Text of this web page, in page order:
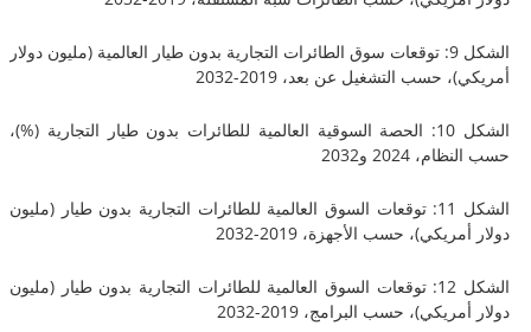
الشكل 9: توقعات سوق الطائرات التجارية بدون طيار العالمية (مليون دولار
حسب التشغيل عن بعد، 2019-2032
الشكل 10: الحصة السوقية العالمية للطائرات بدون طيار التجارية (%)،
2024 و2032
الشكل 11: توقعات السوق العالمية للطائرات التجارية بدون طيار (مليون
حسب الأجهزة، 2019-2032
الشكل 12: توقعات السوق العالمية للطائرات التجارية بدون طيار (مليون
حسب البرامج، 2019-2032